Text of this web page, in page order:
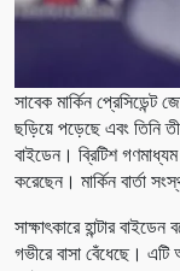
সাবেক মার্কিন প্রেসিডেন্ট
ছড়িয়ে পড়েছে এবং তিনি
বাইডেন। ব্রিটিশ
করেছেন। মার্কিন বার্তা
সাক্ষাৎকারে হান্টার
গভীরে বাসা বেঁধেছে।